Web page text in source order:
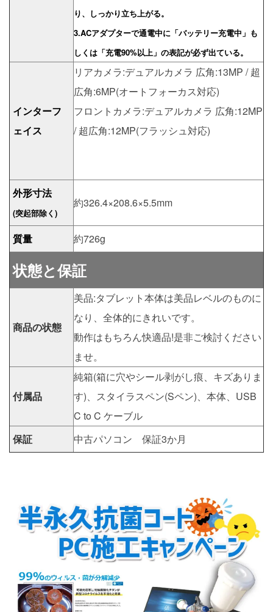
り、しっかり立ち上がる。
3.ACアダプターで通電中に「バッテリー充電中」も
しくは「充電90%以上」の表記が必ず出ている。
インターフ
ェイス
リアカメラ:デュアルカメラ 広角:13MP / 超
広角:6MP(オートフォーカス対応)
フロントカメラ:デュアルカメラ 広角:12MP
/ 超広角:12MP(フラッシュ対応)
外形寸法
(突起部除く)
約326.4×208.6×5.5mm
質量 約726g
状態と保証
商品の状態
美品:タブレット本体は美品レベルのものに
なり、全体的にきれいです。
動作はもちろん快適品!是非ご検討ください
ませ。
付属品
純箱(箱に穴やシール剥がし痕、キズありま
す)、スタイラスペン(Sペン)、本体、USB
C to C ケーブル
保証
中古パソコン 保証3か月